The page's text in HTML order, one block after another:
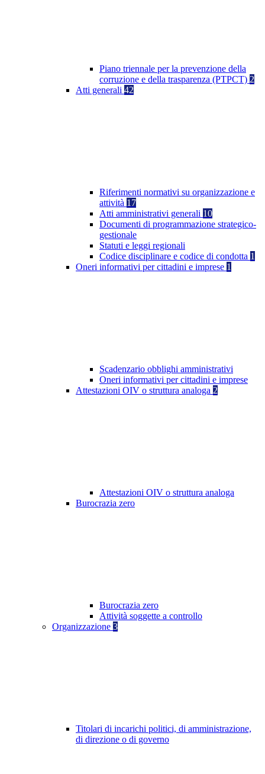
Piano triennale per la prevenzione della
corruzione e della trasparenza (PTPCT) 2
Atti generali 42
Riferimenti normativi su organizzazione e
attività 17
Atti amministrativi generali 10
Documenti di programmazione strategico-
gestionale
Statuti e leggi regionali
Codice disciplinare e codice di condotta 1
Oneri informativi per cittadini e imprese 1
Scadenzario obblighi amministrativi
Oneri informativi per cittadini e imprese
Attestazioni OIV o struttura analoga 2
Attestazioni OIV o struttura analoga
Burocrazia zero
Burocrazia zero
Attività soggette a controllo
Organizzazione 3
Titolari di incarichi politici, di amministrazione,
di direzione o di governo